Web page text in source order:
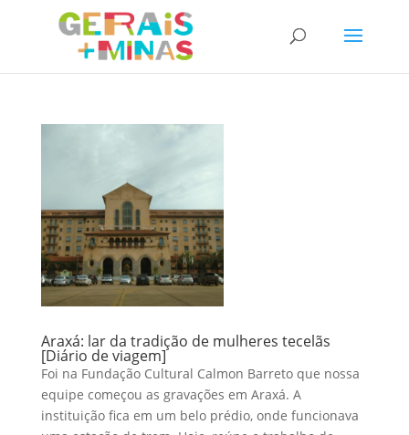
Araxá: lar da tradição de mulheres tecelãs
[Diário de viagem]
Foi na Fundação Cultural Calmon Barreto que nossa
equipe começou as gravações em Araxá. A
instituição fica em um belo prédio, onde funcionava